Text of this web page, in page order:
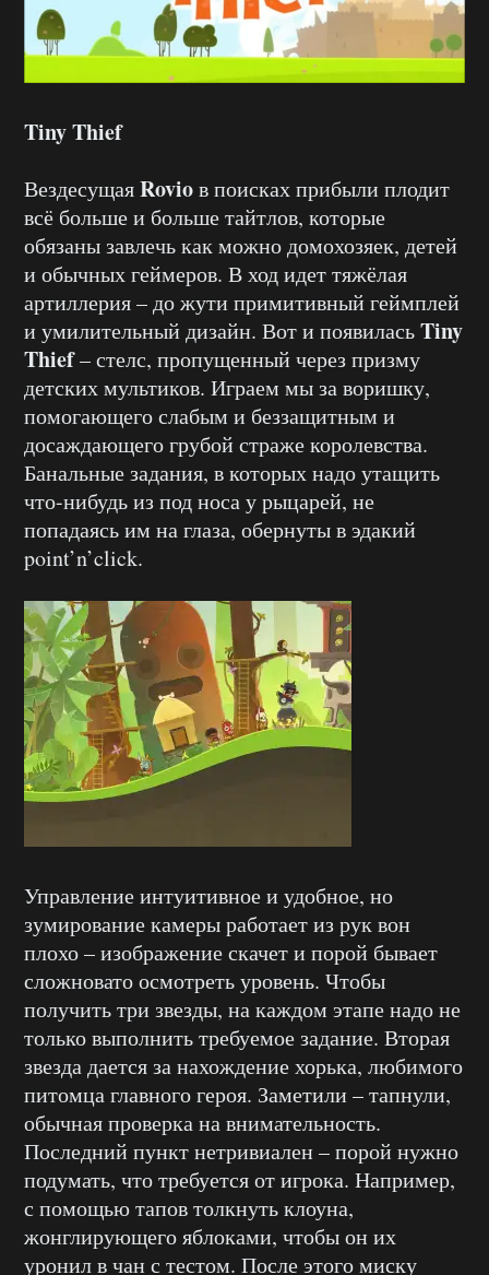
Tiny Thief
ВездесущаяRovioв поисках прибыли плодит
всё больше и больше тайтлов, которые
обязаны завлечь как можно домохозяек, детей
и обычных геймеров. В ход идет тяжёлая
артиллерия – до жути примитивный геймплей
и умилительный дизайн. Вот и появиласьTiny
Thief– стелс, пропущенный через призму
детских мультиков. Играем мы за воришку,
помогающего слабым и беззащитным и
досаждающего грубой страже королевства.
Банальные задания, в которых надо утащить
что-нибудь из под носа у рыцарей, не
попадаясь им на глаза, обернуты в эдакий
point’n’click.
Управление интуитивное и удобное, но
зумирование камеры работает из рук вон
плохо – изображение скачет и порой бывает
сложновато осмотреть уровень. Чтобы
получить три звезды, на каждом этапе надо не
только выполнить требуемое задание. Вторая
звезда дается за нахождение хорька, любимого
питомца главного героя. Заметили – тапнули,
обычная проверка на внимательность.
Последний пункт нетривиален – порой нужно
подумать, что требуется от игрока. Например,
с помощью тапов толкнуть клоуна,
жонглирующего яблоками, чтобы он их
уронил в чан с тестом. После этого миску